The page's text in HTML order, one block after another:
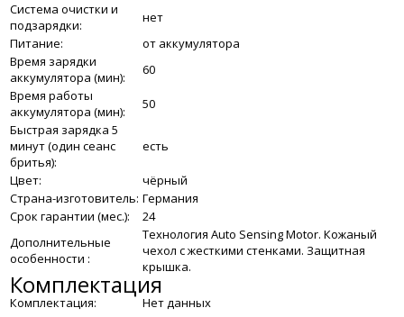
Система очистки и
подзарядки:
нет
Питание:
от аккумулятора
Время зарядки
аккумулятора (мин):
60
Время работы
аккумулятора (мин):
50
Быстрая зарядка 5
минут (один сеанс
бритья):
есть
Цвет:
чёрный
Страна-изготовитель: Германия
Срок гарантии (мес.):
24
Дополнительные
особенности :
Технология Auto Sensing Motor. Кожаный
чехол с жесткими стенками. Защитная
крышка.
Комплектация
Комплектация: Нет данных